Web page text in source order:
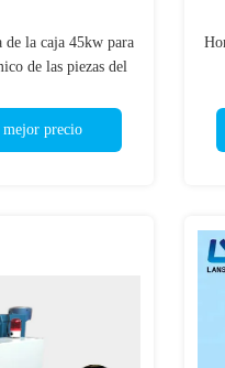
de la caja 45kw para
de las piezas del
mejor precio